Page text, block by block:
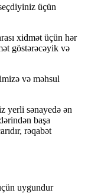
üçün
xidmət üçün hər
göstərəcəyik və
və məhsul
yerli sənayedə ən
başa
rəqabət
uygundur